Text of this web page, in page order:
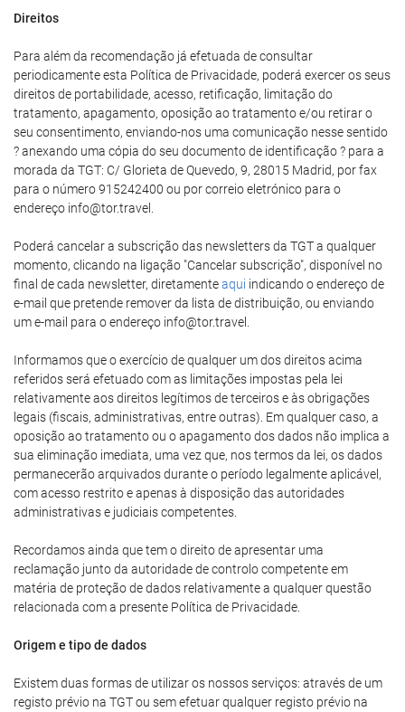
Direitos
Para além da recomendação já efetuada de consultar
periodicamente esta Política de Privacidade, poderá exercer os seus
direitos de portabilidade, acesso, retificação, limitação do
tratamento, apagamento, oposição ao tratamento e/ou retirar o
seu consentimento, enviando-nos uma comunicação nesse sentido
? anexando uma cópia do seu documento de identificação ? para a
morada da TGT: C/ Glorieta de Quevedo, 9, 28015 Madrid, por fax
para o número 915242400 ou por correio eletrónico para o
endereço info@tor.travel.
Poderá cancelar a subscrição das newsletters da TGT a qualquer
momento, clicando na ligação "Cancelar subscrição", disponível no
final de cada newsletter, diretamenteaqui indicando o endereço de
e-mail que pretende remover da lista de distribuição, ou enviando
um e-mail para o endereço info@tor.travel.
Informamos que o exercício de qualquer um dos direitos acima
referidos será efetuado com as limitações impostas pela lei
relativamente aos direitos legítimos de terceiros e às obrigações
legais (fiscais, administrativas, entre outras). Em qualquer caso, a
oposição ao tratamento ou o apagamento dos dados não implica a
sua eliminação imediata, uma vez que, nos termos da lei, os dados
permanecerão arquivados durante o período legalmente aplicável,
com acesso restrito e apenas à disposição das autoridades
administrativas e judiciais competentes.
Recordamos ainda que tem o direito de apresentar uma
reclamação junto da autoridade de controlo competente em
matéria de proteção de dados relativamente a qualquer questão
relacionada com a presente Política de Privacidade.
Origem e tipo de dados
Existem duas formas de utilizar os nossos serviços: através de um
registo prévio na TGT ou sem efetuar qualquer registo prévio na